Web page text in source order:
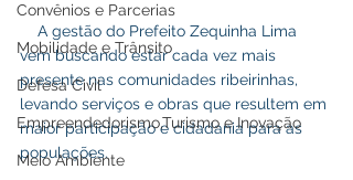
Convênios e Parcerias
Mobilidade e Trânsito
Defesa Civil
Empreendedorismo,Turismo e Inovação
Meio Ambiente
vem buscando estar cada vez mais
presente nas comunidades ribeirinhas,
levando serviços e obras que resultem em
maior participação e cidadania para as
populações.